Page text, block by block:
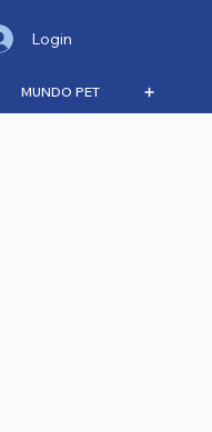
Login
MUNDO PET ➕